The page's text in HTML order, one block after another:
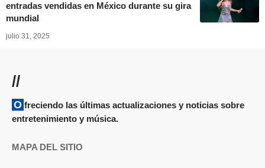
entradas vendidas en México durante su gira
mundial
julio 31, 2025
//
Ofreciendo las últimas actualizaciones y noticias sobre
entretenimiento y música.
MAPA DEL SITIO